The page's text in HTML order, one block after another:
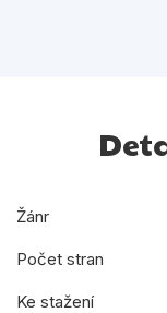
Žánr
Počet stran
Ke stažení